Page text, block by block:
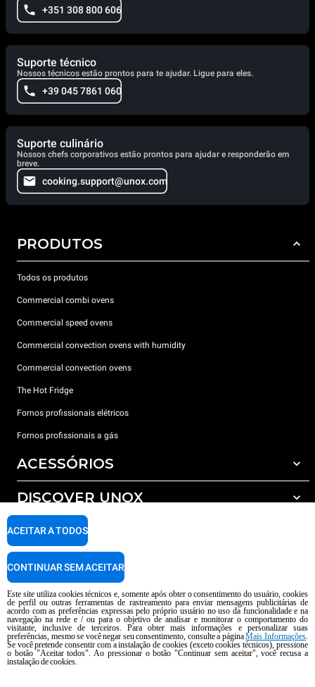
+351 308 800 606
Suporte técnico
Nossos técnicos estão prontos para te ajudar. Ligue para eles.
+39 045 7861 060
Suporte culinário
Nossos chefs corporativos estão prontos para ajudar e responderão em
breve.
cooking.support@unox.com
PRODUTOS
Todos os produtos
Commercial combi ovens
Commercial speed ovens
Commercial convection ovens with humidity
Commercial convection ovens
The Hot Fridge
Fornos profissionais elétricos
Fornos profissionais a gás
ACESSÓRIOS
Todos os acessórios
Detergents for automatic washing
Detergents for manual washing
Water treatment with resin filters
DISCOVER UNOX
Os nossos escritórios no mundo
SUPPORT
Garantia Unox
Encontre os Centros Service
copyright 2026 UNOX S.p.A. Todos os direitos reservados. Reg. Imp Pádua nº
04230750285 -. R.E.A. Pádua 372 835 - Cap. Soc € 5.000.000 i.v -. IVA /
CNPJ 04230750285 - IT WEEE Reg. No. IT08020000000377
AI Content Disclaimer Privacy policy Cookie policy
Este site utiliza cookies técnicos e, somente após obter o consentimento do usuário, cookies
de perfil ou outras ferramentas de rastreamento para enviar mensagens publicitárias de
acordo com as preferências expressas pelo próprio usuário no uso da funcionalidade e na
navegação na rede e / ou para o objetivo de analisar e monitorar o comportamento do
visitante, inclusive de terceiros. Para obter mais informações e personalizar suas
preferências, mesmo se você negar seu consentimento, consulte a páginaMais Informações.
Se você pretende consentir com a instalação de cookies (exceto cookies técnicos), pressione
o botão "Aceitar todos". Ao pressionar o botão "Continuar sem aceitar", você recusa a
instalação de cookies.
ACEITAR A TODOS
CONTINUAR SEM ACEITAR